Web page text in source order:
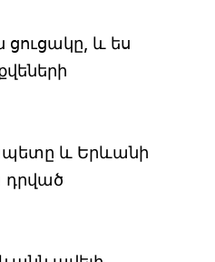
և ես
և Երևանի
դրված